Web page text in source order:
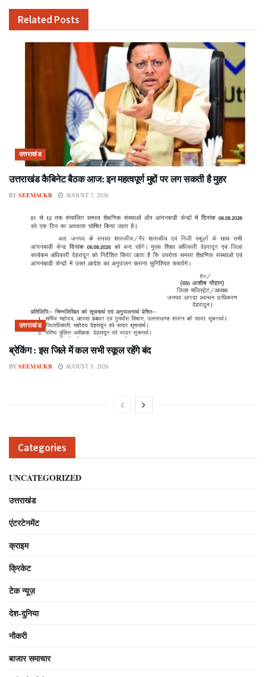
Related Posts
उत्तराखंड
उत्तराखंड कैबिनेट बैठक आज: इन महत्वपूर्ण मुद्दों पर लग सकती है मुहर
BY SEEMAUKB AUGUST 7, 2026
उत्तराखंड
ब्रेकिंग : इस जिले में कल सभी स्कूल रहेंगे बंद
BY SEEMAUKB AUGUST 5, 2026
Categories
UNCATEGORIZED
उत्तराखंड
एंटरटेनमेंट
क्राइम
क्रिकेट
टेक न्यूज़
देश-दुनिया
नौकरी
बाजार समाचार